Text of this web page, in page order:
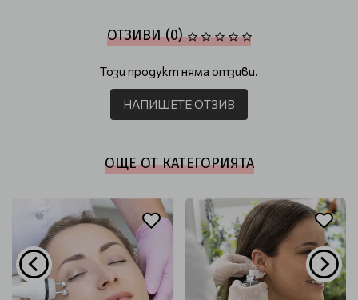
ОТЗИВИ (0)
Този продукт няма отзиви.
НАПИШЕТЕ ОТЗИВ
ОЩЕ ОТ КАТЕГОРИЯТА